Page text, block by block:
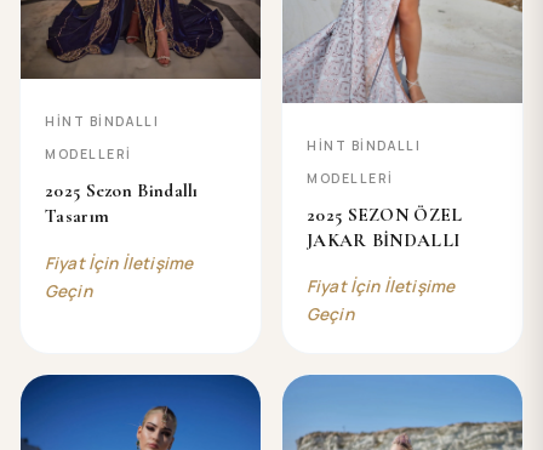
HINT BINDALLI
MODELLERI
2025 Sezon Bindallı
Tasarım
Fiyat İçin İletişime
Geçin
HINT BINDALLI
MODELLERI
2025 SEZON ÖZEL
JAKAR BİNDALLI
Fiyat İçin İletişime
Geçin